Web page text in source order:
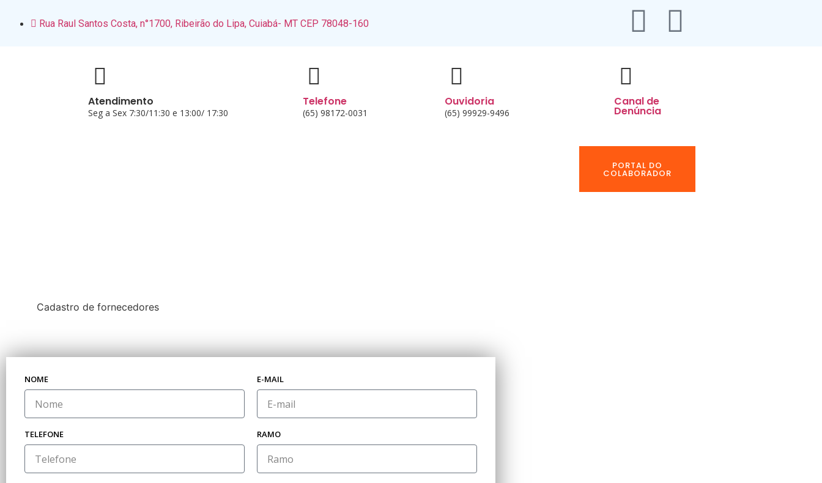
Rua Raul Santos Costa, n°1700, Ribeirão do Lipa, Cuiabá- MT CEP 78048-160
Atendimento
Seg a Sex 7:30/11:30 e 13:00/ 17:30
Telefone
(65) 98172-0031
Ouvidoria
(65) 99929-9496
Canal de
Denúncia
PORTAL DO
COLABORADOR
Cadastro de fornecedores
NOME E-MAIL
TELEFONE RAMO